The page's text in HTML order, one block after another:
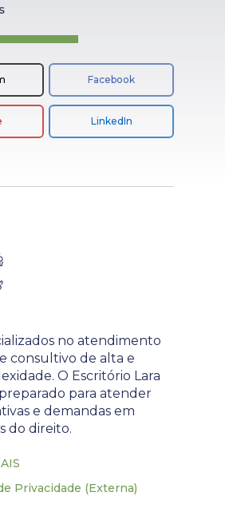
Facebook
LinkedIn
no atendimento
consultivo de alta e
O Escritório Lara
para atender
e demandas em
do direito.
Privacidade (Externa)